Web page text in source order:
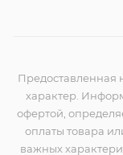
Предоставленная
характер.
офертой,
оплаты товара
важных